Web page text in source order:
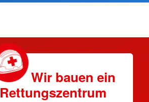
Wir bauen ein
Rettungszentrum